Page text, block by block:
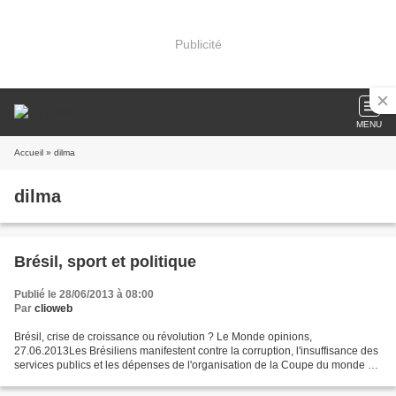
Publicité
MENU
Accueil » dilma
dilma
Brésil, sport et politique
Publié le 28/06/2013 à 08:00
Par clioweb
Brésil, crise de croissance ou révolution ? Le Monde opinions,
27.06.2013Les Brésiliens manifestent contre la corruption, l'insuffisance des
services publics et les dépenses de l'organisation de la Coupe du monde de